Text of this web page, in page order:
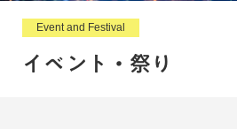
Event and Festival
イベント・祭り